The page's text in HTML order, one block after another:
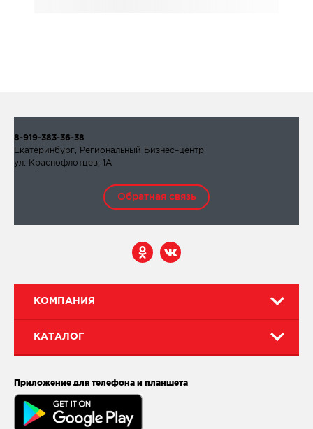
КОМПАНИЯ
КАТАЛОГ
Приложение для телефона и планшета
8-919-383-36-38
Екатеринбург, Региональный Бизнес–центр
ул. Краснофлотцев, 1А
Обратная связь